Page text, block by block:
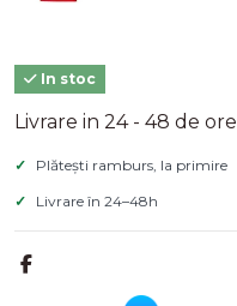
In stoc
Livrare in 24 - 48 de ore
Plătești ramburs, la primire
Livrare în 24–48h